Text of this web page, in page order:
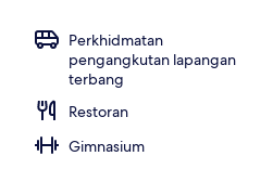
Perkhidmatan
pengangkutan lapangan
terbang
Restoran
Gimnasium